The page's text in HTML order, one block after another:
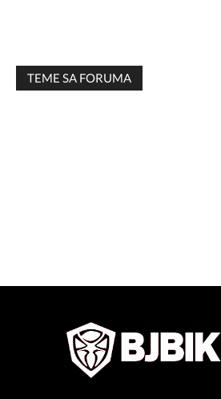
TEME SA FORUMA